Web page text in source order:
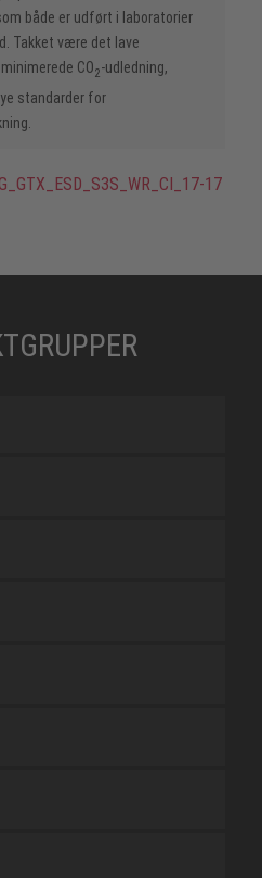
både er udført i laboratorier
Takket være det lave
CO2-udledning,
standarder for